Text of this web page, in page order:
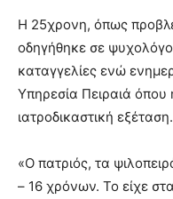
Η 25χρονη, όπως
οδηγήθηκε σε
καταγγελίες ενώ
Υπηρεσία Πειραιά όπου
ιατροδικαστική εξέταση.
«Ο πατριός, τα
– 16 χρόνων. Το είχε